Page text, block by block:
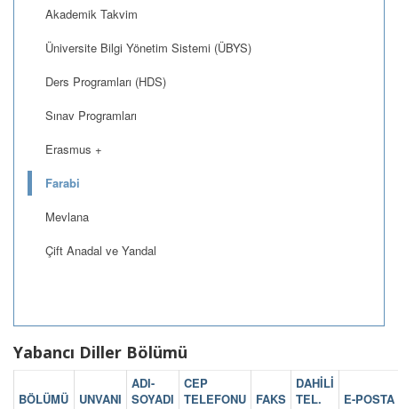
Akademik Takvim
Üniversite Bilgi Yönetim Sistemi (ÜBYS)
Ders Programları (HDS)
Sınav Programları
Erasmus +
Farabi
Mevlana
Çift Anadal ve Yandal
Yabancı Diller Bölümü
BÖLÜMÜ UNVANI
ADI-
SOYADI
CEP
TELEFONU
FAKS
DAHİLİ
TEL.
E-POSTA